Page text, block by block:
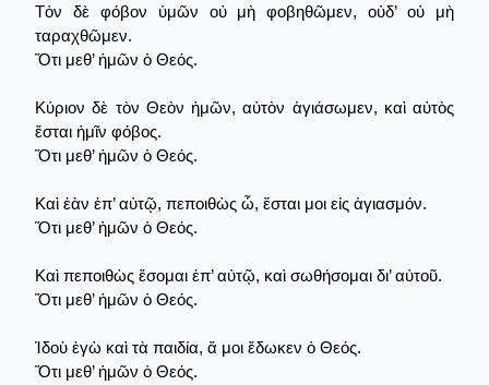
Τὀν δὲ φόβον ὑμῶν οὐ μὴ φοβηθῶμεν, οὐδ’ οὐ μὴ
ταραχθῶμεν.
Ὅτι μεθ’ ἡμῶν ὁ Θεός.
Κύριον δὲ τὸν Θεὸν ἡμῶν, αὐτὸν ἁγιάσωμεν, καὶ αὐτὸς
ἔσται ἡμῖν φόβος.
Ὅτι μεθ’ ἡμῶν ὁ Θεός.
Καὶ ἐὰν ἐπ’ αὐτῷ, πεποιθὼς ὦ, ἔσται μοι εἰς ἁγιασμόν.
Ὅτι μεθ’ ἡμῶν ὁ Θεός.
Καὶ πεποιθὼς ἔσομαι ἐπ’ αὐτῷ, καὶ σωθήσομαι δι’ αὐτοῦ.
Ὅτι μεθ’ ἡμῶν ὁ Θεός.
Ἰδοὺ ἐγὼ καὶ τὰ παιδία, ἅ μοι ἔδωκεν ὁ Θεός.
Ὅτι μεθ’ ἡμῶν ὁ Θεός.